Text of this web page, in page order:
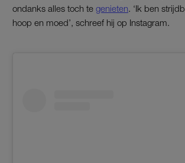
ondanks alles toch te genieten. ‘Ik ben
hoop en moed’, schreef hij op Instagram.